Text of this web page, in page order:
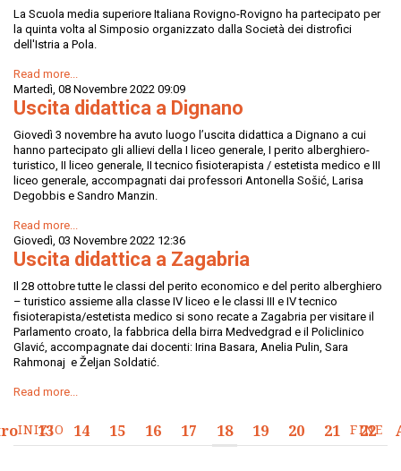
La Scuola media superiore Italiana Rovigno-Rovigno ha partecipato per
la quinta volta al Simposio organizzato dalla Società dei distrofici
dell'Istria a Pola.
Read more...
Martedì, 08 Novembre 2022 09:09
Uscita didattica a Dignano
Giovedì 3 novembre ha avuto luogo l’uscita didattica a Dignano a cui
hanno partecipato gli allievi della I liceo generale, I perito alberghiero-
turistico, II liceo generale, II tecnico fisioterapista / estetista medico e III
liceo generale, accompagnati dai professori Antonella Sošić, Larisa
Degobbis e Sandro Manzin.
Read more...
Giovedì, 03 Novembre 2022 12:36
Uscita didattica a Zagabria
Il 28 ottobre tutte le classi del perito economico e del perito alberghiero
– turistico assieme alla classe IV liceo e le classi III e IV tecnico
fisioterapista/estetista medico si sono recate a Zagabria per visitare il
Parlamento croato, la fabbrica della birra Medvedgrad e il Policlinico
Glavić, accompagnate dai docenti: Irina Basara, Anelia Pulin, Sara
Rahmonaj e Željan Soldatić.
Read more...
INIZIO
13 14 15 16 17 18 19 20 21 22
FINE